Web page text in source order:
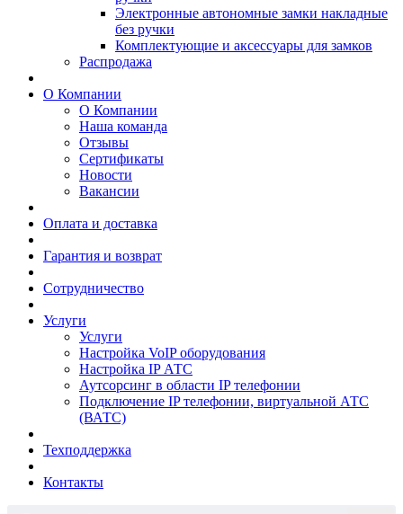
Электронные автономные замки накладные
без ручки
Комплектующие и аксессуары для замков
Распродажа
О Компании
О Компании
Наша команда
Отзывы
Сертификаты
Новости
Вакансии
Оплата и доставка
Гарантия и возврат
Сотрудничество
Услуги
Услуги
Настройка VoIP оборудования
Настройка IP АТС
Аутсорсинг в области IP телефонии
Подключение IP телефонии, виртуальной АТС
(ВАТС)
Техподдержка
Контакты